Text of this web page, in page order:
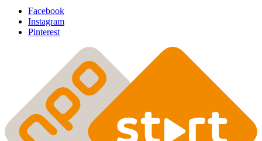
Facebook
Instagram
Pinterest